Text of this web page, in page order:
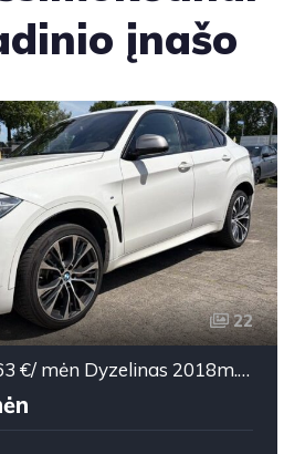
įnašo
22
BMW X6 nuo 463 €/ mėn Dyzelinas 2018m. Visureigis Automatinė